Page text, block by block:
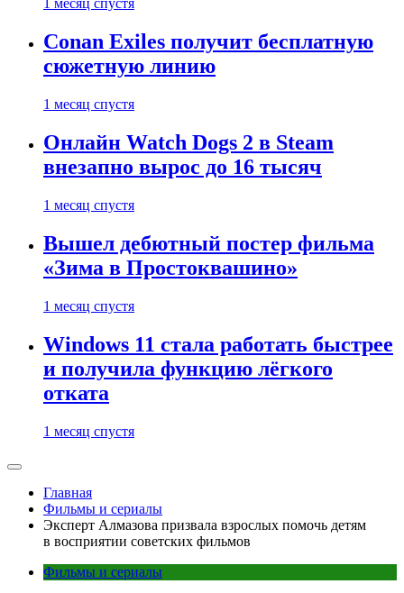
1 месяц спустя
Conan Exiles получит бесплатную
сюжетную линию
1 месяц спустя
Онлайн Watch Dogs 2 в Steam
внезапно вырос до 16 тысяч
1 месяц спустя
Вышел дебютный постер фильма
«Зима в Простоквашино»
1 месяц спустя
Windows 11 стала работать быстрее
и получила функцию лёгкого
отката
1 месяц спустя
Главная
Фильмы и сериалы
Эксперт Алмазова призвала взрослых помочь детям
в восприятии советских фильмов
Фильмы и сериалы